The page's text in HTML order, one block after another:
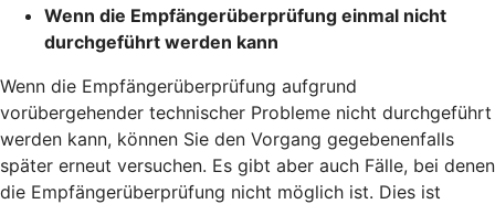
Wenn die Empfängerüberprüfung einmal nicht
durchgeführt werden kann
Wenn die Empfängerüberprüfung aufgrund
vorübergehender technischer Probleme nicht durchgeführt
werden kann, können Sie den Vorgang gegebenenfalls
später erneut versuchen. Es gibt aber auch Fälle, bei denen
die Empfängerüberprüfung nicht möglich ist. Dies ist